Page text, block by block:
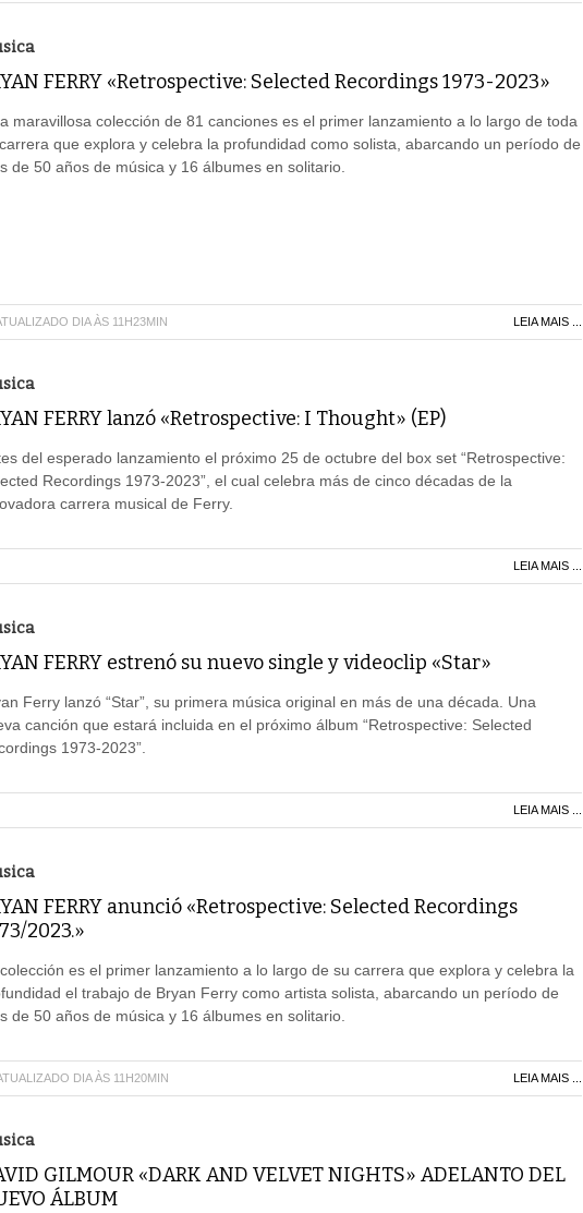
FERRY «Retrospective: Selected Recordings 1973-2023»
maravillosa colección de 81 canciones es el primer lanzamiento a lo largo de toda
que explora y celebra la profundidad como solista, abarcando un período de
de 50 años de música y 16 álbumes en solitario.
DIA ÀS 11H23MIN LEIA MAIS ...
FERRY lanzó «Retrospective: I Thought» (EP)
del esperado lanzamiento el próximo 25 de octubre del box set “Retrospective:
Recordings 1973-2023”, el cual celebra más de cinco décadas de la
carrera musical de Ferry.
LEIA MAIS ...
FERRY estrenó su nuevo single y videoclip «Star»
Ferry lanzó “Star”, su primera música original en más de una década. Una
canción que estará incluida en el próximo álbum “Retrospective: Selected
1973-2023”.
LEIA MAIS ...
FERRY anunció «Retrospective: Selected Recordings
2023.»
es el primer lanzamiento a lo largo de su carrera que explora y celebra la
el trabajo de Bryan Ferry como artista solista, abarcando un período de
de 50 años de música y 16 álbumes en solitario.
DIA ÀS 11H20MIN LEIA MAIS ...
GILMOUR «DARK AND VELVET NIGHTS» ADELANTO DEL
ÁLBUM